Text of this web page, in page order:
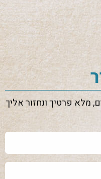
מלא פרטיך ונחזור אליך